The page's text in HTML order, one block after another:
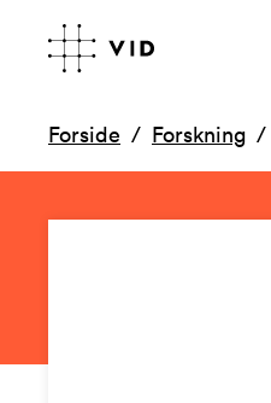
Forside Forskning